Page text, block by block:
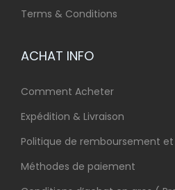
Terms & Conditions
ACHAT INFO
Comment Acheter
Expédition & Livraison
Politique de remboursement
Méthodes de paiement